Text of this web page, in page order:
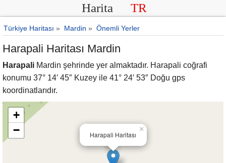
Harita TR
Türkiye Haritası » Mardin » Önemli Yerler
Harapali Haritası Mardin
Harapali Mardin şehrinde yer almaktadır. Harapali coğrafi
konumu 37° 14′ 45″ Kuzey ile 41° 24′ 53″ Doğu gps
koordinatlarıdır.
Harapali Haritası
×
+
−